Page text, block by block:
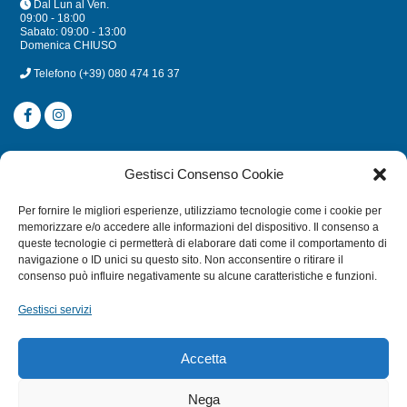
Gestisci Consenso Cookie
Per fornire le migliori esperienze, utilizziamo tecnologie come i cookie per
memorizzare e/o accedere alle informazioni del dispositivo. Il consenso a
queste tecnologie ci permetterà di elaborare dati come il comportamento di
navigazione o ID unici su questo sito. Non acconsentire o ritirare il
consenso può influire negativamente su alcune caratteristiche e funzioni.
Gestisci servizi
Accetta
Nega
Dal Lun al Ven.
09:00 - 18:00
Sabato: 09:00 - 13:00
Domenica CHIUSO
Telefono (+39) 080 474 16 37
CATEGORIE
MULINELLI
CANNE
ACCESSORI NAUTICI